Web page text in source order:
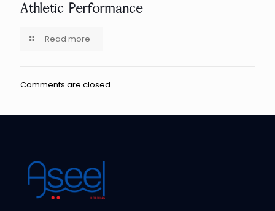
Athletic Performance
Read more
Comments are closed.